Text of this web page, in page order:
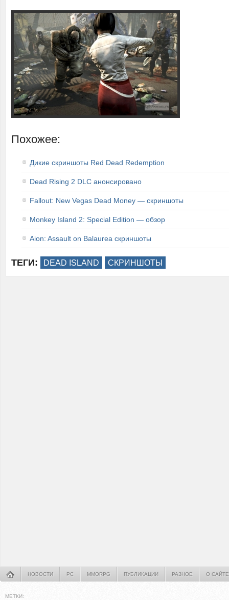
Похожее:
Дикие скриншоты Red Dead Redemption
Dead Rising 2 DLC анонсировано
Fallout: New Vegas Dead Money — скриншоты
Monkey Island 2: Special Edition — обзор
Aion: Assault on Balaurea скриншоты
ТЕГИ: DEAD ISLAND СКРИНШОТЫ
НОВОСТИ PC MMORPG ПУБЛИКАЦИИ РАЗНОЕ О САЙТЕ
МЕТКИ: